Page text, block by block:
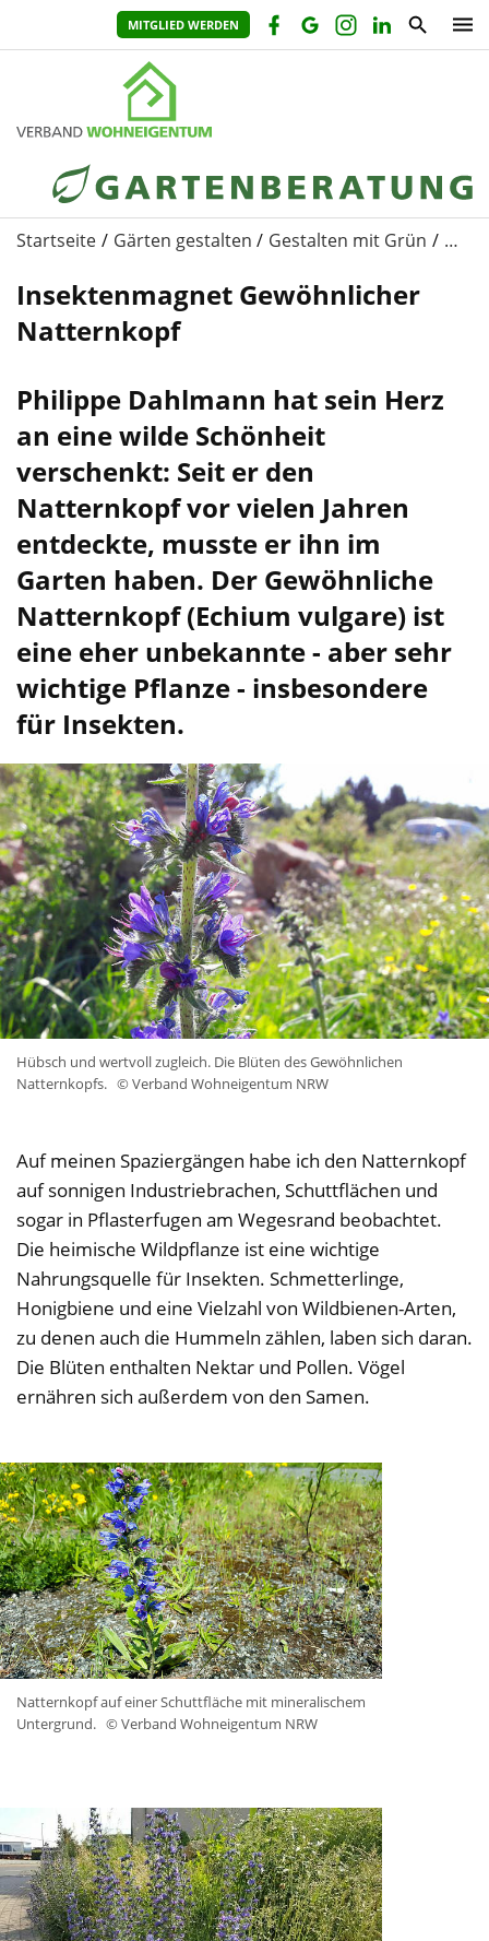
MITGLIED WERDEN
Startseite Gärten gestalten Gestalten mit Grün …
Insektenmagnet Gewöhnlicher
Natternkopf
Philippe Dahlmann hat sein Herz
an eine wilde Schönheit
verschenkt: Seit er den
Natternkopf vor vielen Jahren
entdeckte, musste er ihn im
Garten haben. Der Gewöhnliche
Natternkopf (Echium vulgare) ist
eine eher unbekannte - aber sehr
wichtige Pflanze - insbesondere
für Insekten.
Hübsch und wertvoll zugleich. Die Blüten des Gewöhnlichen
Natternkopfs. © Verband Wohneigentum NRW
Auf meinen Spaziergängen habe ich den Natternkopf
auf sonnigen Industriebrachen, Schuttflächen und
sogar in Pflasterfugen am Wegesrand beobachtet.
Die heimische Wildpflanze ist eine wichtige
Nahrungsquelle für Insekten. Schmetterlinge,
Honigbiene und eine Vielzahl von Wildbienen-Arten,
zu denen auch die Hummeln zählen, laben sich daran.
Die Blüten enthalten Nektar und Pollen. Vögel
ernähren sich außerdem von den Samen.
Natternkopf auf einer Schuttfläche mit mineralischem
Untergrund. © Verband Wohneigentum NRW